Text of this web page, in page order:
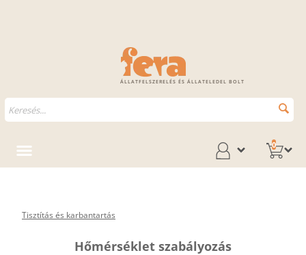
ÁLLATFELSZERELÉS ÉS ÁLLATELEDEL BOLT
0
Tisztítás és karbantartás
Hőmérséklet szabályozás